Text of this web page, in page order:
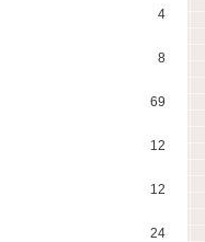
4
8
69
12
12
24